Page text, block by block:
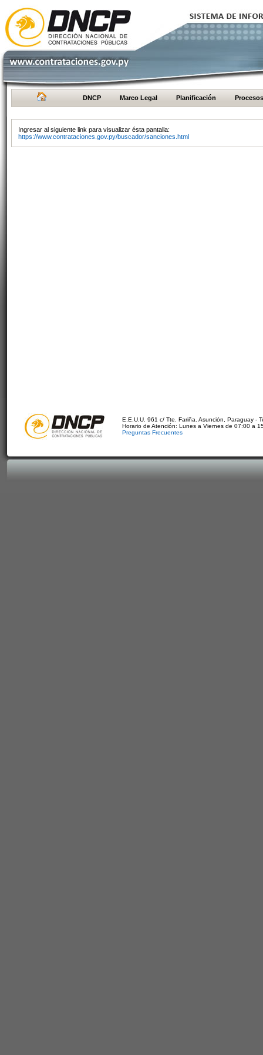
DNCP Marco Legal Planificación Procesos
Ingresar al siguiente link para visualizar ésta pantalla:
https://www.contrataciones.gov.py/buscador/sanciones.html
E.E.U.U. 961 c/ Tte. Fariña. Asunción, Paraguay -
Horario de Atención: Lunes a Viernes de 07:00 a
Preguntas Frecuentes